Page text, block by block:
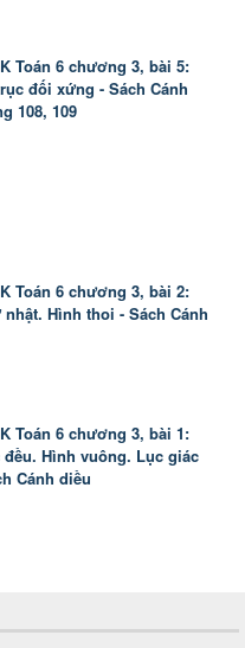
Toán 6 chương 3, bài 5:
đối xứng - Sách Cánh
108, 109
Toán 6 chương 3, bài 2:
Hình thoi - Sách Cánh
Toán 6 chương 3, bài 1:
đều. Hình vuông. Lục giác
Cánh diều